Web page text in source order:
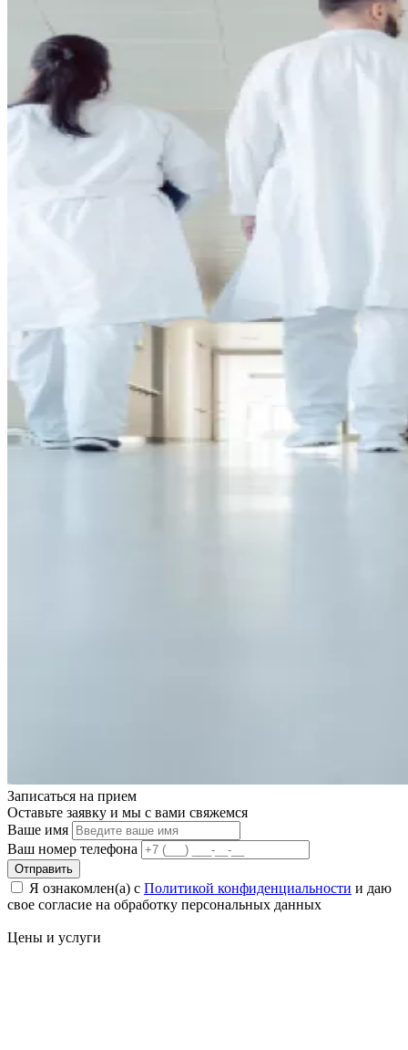
Записаться на прием
Оставьте заявку и мы с вами свяжемся
Ваше имя
Ваш номер телефона
Отправить
Я ознакомлен(а) с Политикой конфиденциальности и даю
свое cогласие на обработку персональных данных
Цены и услуги